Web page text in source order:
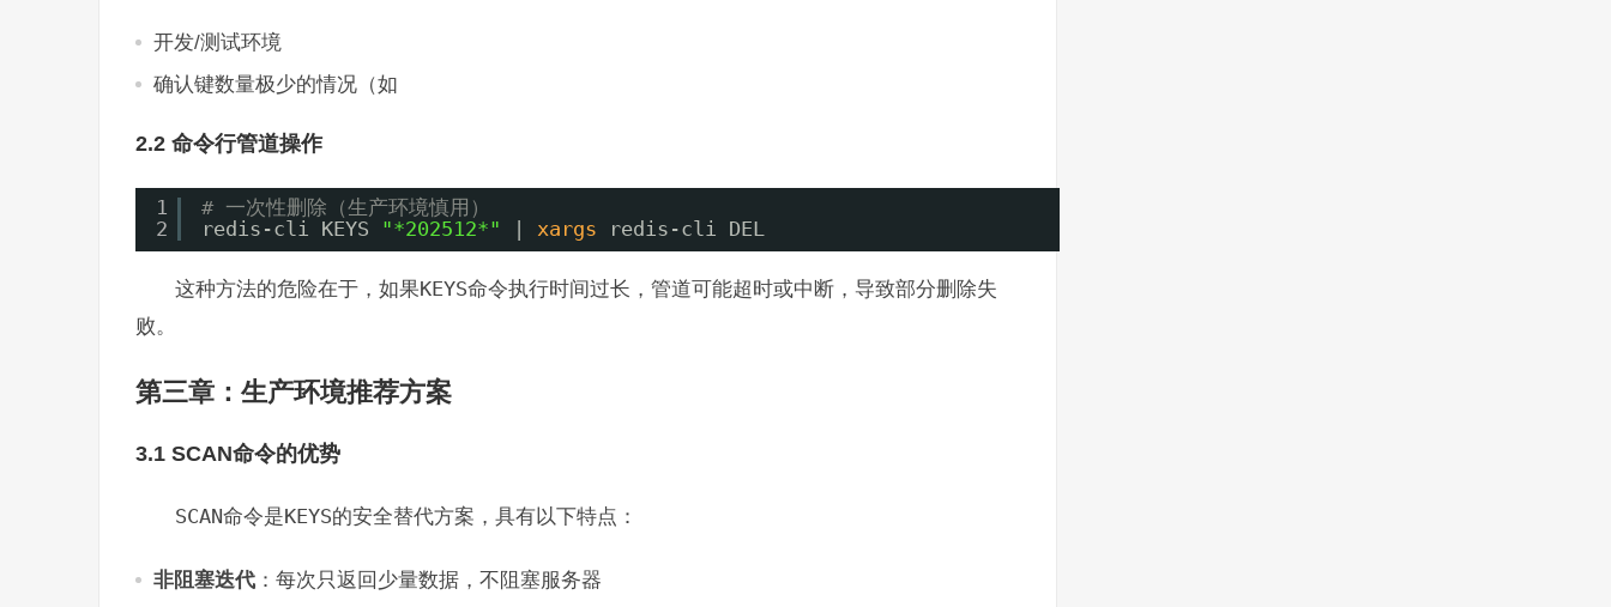
开发/测试环境
确认键数量极少的情况（如
2.2 命令行管道操作
1
2
# 一次性删除（生产环境慎用）
redis-cli KEYS
"*202512*" xargs redis-cli DEL
这种方法的危险在于，如果KEYS命令执行时间过长，管道可能超时或中断，导致部分删除失
败。
第三章：生产环境推荐方案
3.1 SCAN命令的优势
SCAN命令是KEYS的安全替代方案，具有以下特点：
非阻塞迭代 ：每次只返回少量数据，不阻塞服务器